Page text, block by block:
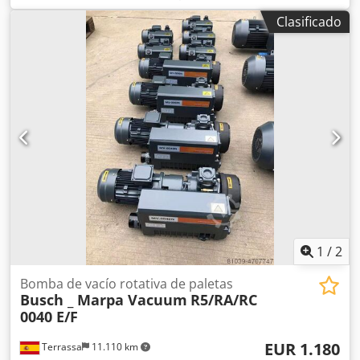
simplifica el mantenimiento.
disponible en stock. Actualmente, tenemos varias bombas
de vacío para oxígeno en stock. Dcjdpfxsd R Trnj Agqsk
Clasificado
1 /2
Terrassa 11.110 km
Bomba de vacío rotativa de paletas
Busch _ Marpa Vacuum R5/RA/RC
0040 E/F
EUR 1.180